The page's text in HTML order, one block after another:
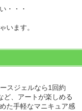
・・・
います。
スジェルなら1回約
ど、アートが楽しめる
た手軽なマニキュア感